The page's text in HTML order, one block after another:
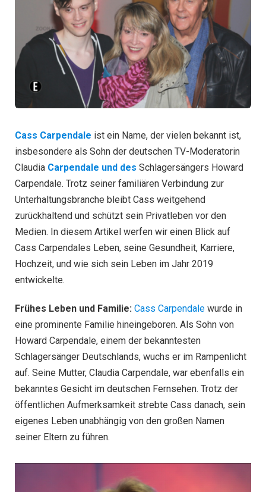
Cass Carpendale ist ein Name, der vielen bekannt ist,
insbesondere als Sohn der deutschen TV-Moderatorin
Claudia Carpendale und des Schlagersängers Howard
Carpendale. Trotz seiner familiären Verbindung zur
Unterhaltungsbranche bleibt Cass weitgehend
zurückhaltend und schützt sein Privatleben vor den
Medien. In diesem Artikel werfen wir einen Blick auf
Cass Carpendales Leben, seine Gesundheit, Karriere,
Hochzeit, und wie sich sein Leben im Jahr 2019
entwickelte.
Frühes Leben und Familie: Cass Carpendale wurde in
eine prominente Familie hineingeboren. Als Sohn von
Howard Carpendale, einem der bekanntesten
Schlagersänger Deutschlands, wuchs er im Rampenlicht
auf. Seine Mutter, Claudia Carpendale, war ebenfalls ein
bekanntes Gesicht im deutschen Fernsehen. Trotz der
öffentlichen Aufmerksamkeit strebte Cass danach, sein
eigenes Leben unabhängig von den großen Namen
seiner Eltern zu führen.